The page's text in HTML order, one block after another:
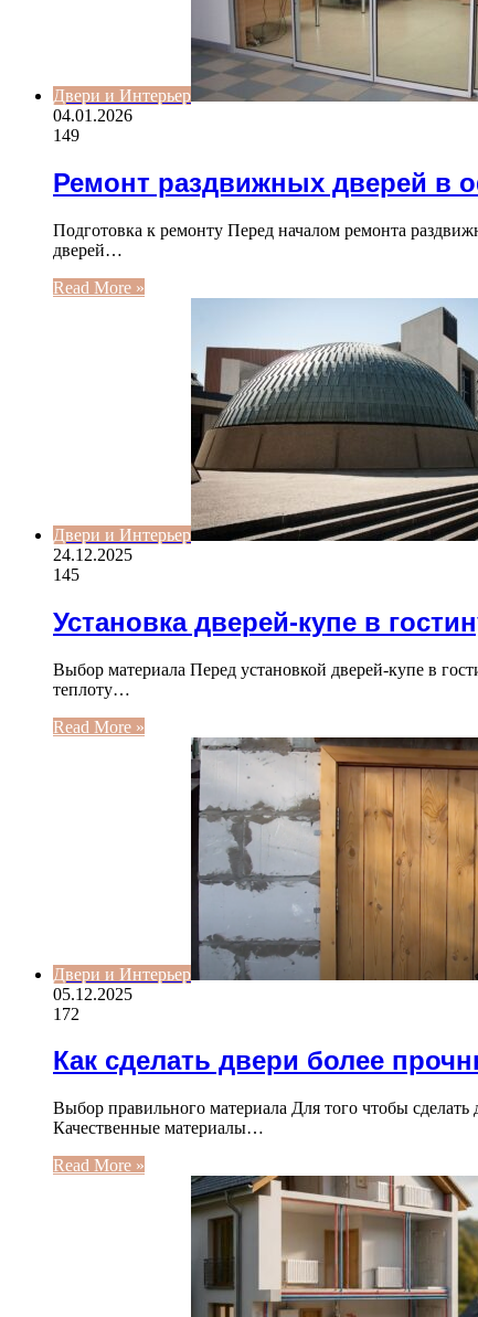
Двери и Интерьер
04.01.2026
149
Ремонт раздвижных дверей в
Подготовка к ремонту Перед началом ремонта
дверей…
Read More »
Двери и Интерьер
24.12.2025
145
Установка дверей-купе в
Выбор материала Перед установкой дверей-купе в
теплоту…
Read More »
Двери и Интерьер
05.12.2025
172
Как сделать двери более
Выбор правильного материала Для того чтобы
Качественные материалы…
Read More »